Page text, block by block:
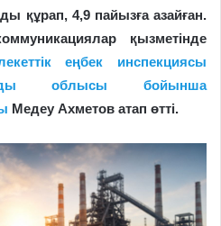
құрап, 4,9 пайызға азайған.
қызметінде
еңбек инспекциясы
облысы бойынша
Медеу Ахметов атап өтті.